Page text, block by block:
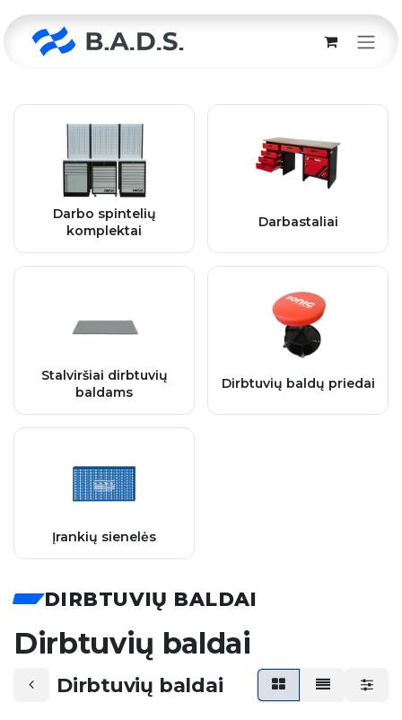
Darbo spintelių
komplektai
Darbastaliai
Stalviršiai dirbtuvių
baldams
Dirbtuvių baldų priedai
Įrankių sienelės
DIRBTUVIŲ BALDAI
Dirbtuvių baldai
Dirbtuvių baldai